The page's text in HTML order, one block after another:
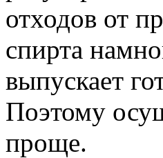
отходов от
спирта
выпускает
Поэтому
проще.